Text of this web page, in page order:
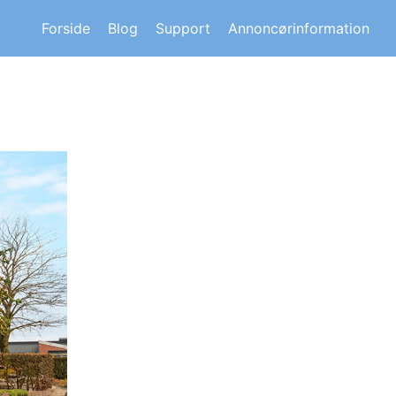
andre huskøberes oplevelser.
Forside Blog Support Annoncørinformation